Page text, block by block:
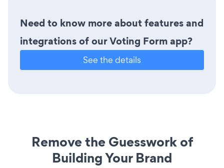
Need to know more about features and
integrations of our Voting Form app?
See the details
Remove the Guesswork of
Building Your Brand